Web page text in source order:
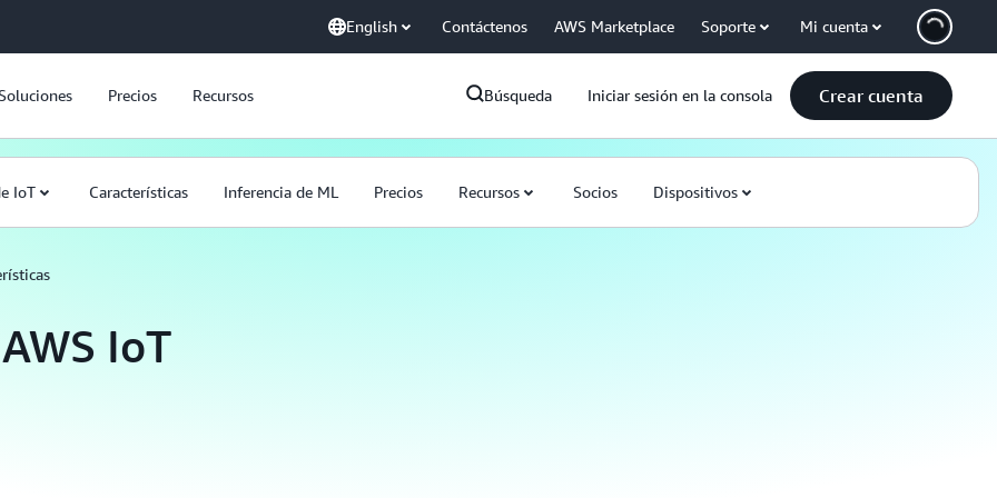
English Contáctenos AWS Marketplace Soporte Mi cuenta
Precios Recursos Búsqueda Iniciar sesión en la consola Crear cuenta
IoT Características Inferencia de ML Precios Recursos Socios Dispositivos
IoT